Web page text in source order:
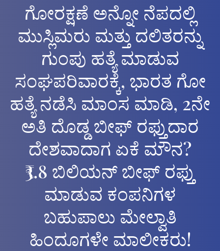
ಗೋರಕ್ಷಣೆ ಅನ್ನೋ ನೆಪದಲ್ಲಿ
ಮುಸ್ಲಿಮರು ಮತ್ತು ದಲಿತರನ್ನು
ಗುಂಪು ಹತ್ಯೆ ಮಾಡುವ
ಸಂಘಪರಿವಾರಕ್ಕೆ, ಭಾರತ ಗೋ
ಹತ್ಯೆ ನಡೆಸಿ ಮಾಂಸ ಮಾಡಿ, 2ನೇ
ಅತಿ ದೊಡ್ಡ ಬೀಫ್ ರಫ್ತುದಾರ
ದೇಶವಾದಾಗ ಏಕೆ ಮೌನ?
₹3.8 ಬಿಲಿಯನ್ ಬೀಫ್ ರಫ್ತು
ಮಾಡುವ ಕಂಪನಿಗಳ
ಬಹುಪಾಲು ಮೇಲ್ವಾತಿ
ಹಿಂದೂಗಳೇ ಮಾಲೀಕರು!